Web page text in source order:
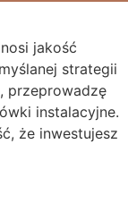
jakość
strategii
przeprowadzę
instalacyjne.
że inwestujesz